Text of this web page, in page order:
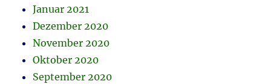
Januar 2021
Dezember 2020
November 2020
Oktober 2020
September 2020